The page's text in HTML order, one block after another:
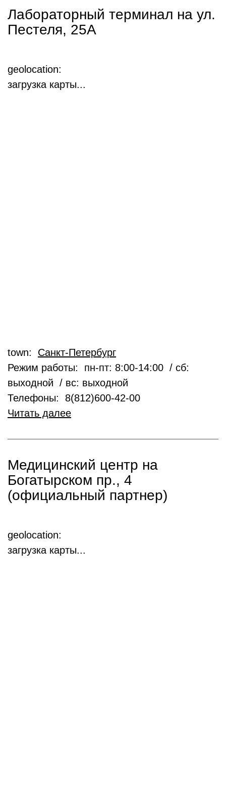
Лабораторный терминал на ул.
Пестеля, 25А
geolocation:
загрузка карты...
town: Санкт-Петербург
Режим работы: пн-пт: 8:00-14:00 / сб:
выходной / вс: выходной
Телефоны: 8(812)600-42-00
Читать далее
Медицинский центр на
Богатырском пр., 4
(официальный партнер)
geolocation:
загрузка карты...